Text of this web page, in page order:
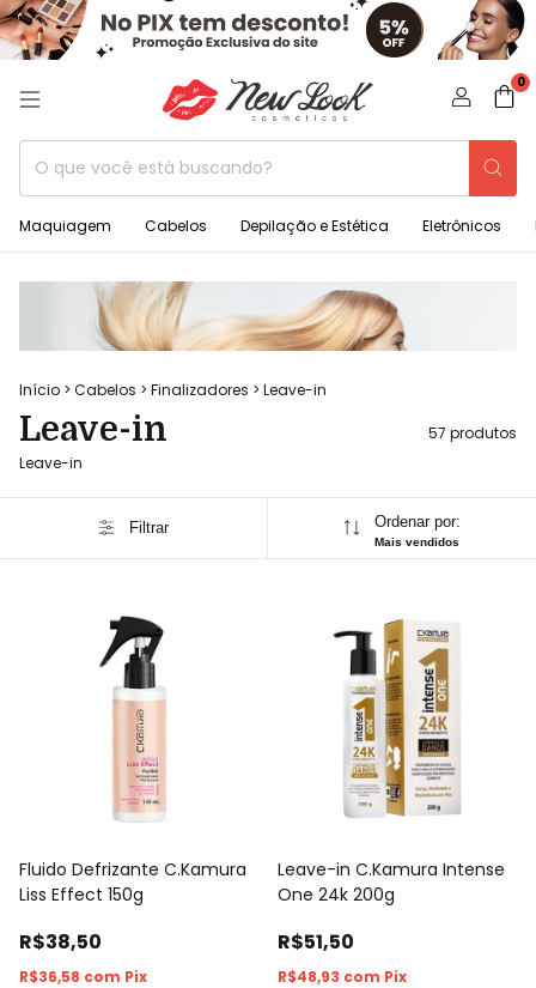
0
Maquiagem Cabelos Depilação e Estética Eletrônicos
Início > Cabelos > Finalizadores > Leave-in
Leave-in
57 produtos
Leave-in
Filtrar Ordenar por:
Mais vendidos
Fluido Defrizante C.Kamura
Liss Effect 150g
R$38,50
R$36,58 com Pix
Leave-in C.Kamura Intense
One 24k 200g
R$51,50
R$48,93 com Pix